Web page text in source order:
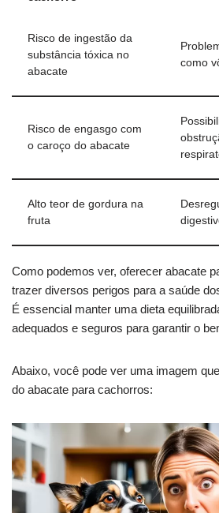
Risco de ingestão da
substância tóxica no
abacate
como
Risco de engasgo com
o caroço do abacate
Alto teor de gordura na
fruta
Como podemos ver, oferecer abacate
trazer diversos perigos para a saúde
É essencial manter uma dieta
adequados e seguros para garantir o
Abaixo, você pode ver uma imagem
do abacate para cachorros: